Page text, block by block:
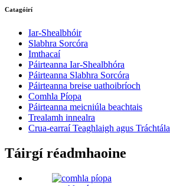
Catagóirí
Iar-Shealbhóir
Slabhra Sorcóra
Imthacaí
Páirteanna Iar-Shealbhóra
Páirteanna Slabhra Sorcóra
Páirteanna breise uathoibríoch
Comhla Píopa
Páirteanna meicniúla beachtais
Trealamh innealra
Crua-earraí Teaghlaigh agus Tráchtála
Táirgí réadmhaoine